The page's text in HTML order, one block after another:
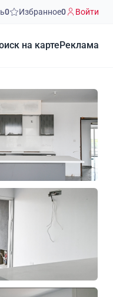
0 Избранное0 Войти
на карте Реклама